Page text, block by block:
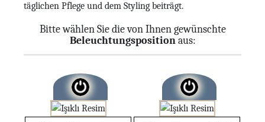
täglichen Pflege und dem Styling beiträgt.
Bitte wählen Sie die von Ihnen gewünschte
Beleuchtungspositionaus: